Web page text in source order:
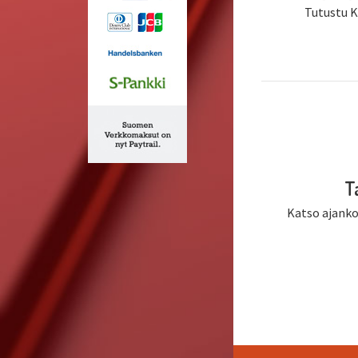
Tutustu
Katso